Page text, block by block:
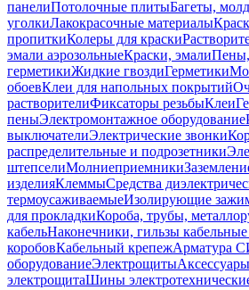
панелиПотолочные плитыБагеты,
уголкиЛакокрасочные материалы
пропиткиКолеры для краски
эмали аэрозольныеКраски, эмали
герметикиЖидкие гвоздиГерметики
обоевКлеи для напольных покрытий
растворителиФиксаторы резьбыКлеи
пеныЭлектромонтажное оборудование
выключателиЭлектрические звонки
распределительные и подрозетники
штепселиМолниеприемники
изделияКлеммыСредства
термоусаживаемыеИзолирующие
для прокладкиКороба, трубы,
кабельНаконечники, гильзы кабельные
коробовКабельный крепежАрматура
оборудованиеЭлектрощиты
электрощитаШины